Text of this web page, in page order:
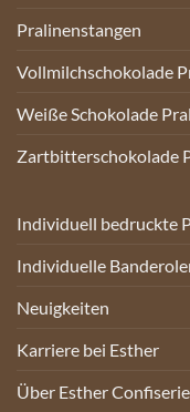
Pralinenstangen
Vollmilchschokolade
Weiße Schokolade
Zartbitterschokolade
Individuell bedruckte
Individuelle
Neuigkeiten
Karriere bei Esther
Über Esther Confiserie